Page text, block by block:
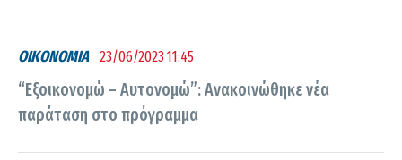
ΟΙΚΟΝΟΜΙΑ 23/06/2023 11:45
“Εξοικονομώ – Αυτονομώ”: Ανακοινώθηκε νέα
παράταση στο πρόγραμμα